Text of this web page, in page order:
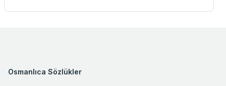
Osmanlıca Sözlükler